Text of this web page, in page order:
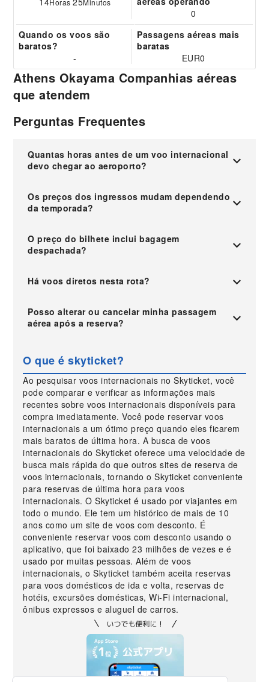
Horas Minutos
0
Quando os voos são
baratos?
-
Passagens aéreas mais
baratas
EUR0
Athens Okayama Companhias aéreas
que atendem
Perguntas Frequentes
Quantas horas antes de um voo internacional
devo chegar ao aeroporto?
Os preços dos ingressos mudam dependendo
da temporada?
O preço do bilhete inclui bagagem
despachada?
Há voos diretos nesta rota?
Posso alterar ou cancelar minha passagem
aérea após a reserva?
O que é skyticket?
Ao pesquisar voos internacionais no Skyticket, você
pode comparar e verificar as informações mais
recentes sobre voos internacionais disponíveis para
compra imediatamente. Você pode reservar voos
internacionais a um ótimo preço quando eles ficarem
mais baratos de última hora. A busca de voos
internacionais do Skyticket oferece uma velocidade de
busca mais rápida do que outros sites de reserva de
voos internacionais, tornando o Skyticket conveniente
para reservas de última hora para voos
internacionais. O Skyticket é usado por viajantes em
todo o mundo. Ele tem um histórico de mais de 10
anos como um site de voos com desconto. É
conveniente reservar voos com desconto usando o
aplicativo, que foi baixado 23 milhões de vezes e é
usado por muitas pessoas. Além de voos
internacionais, o Skyticket também aceita reservas
para voos domésticos de ida e volta, reservas de
hotéis, excursões domésticas, Wi-Fi internacional,
ônibus expressos e aluguel de carros.